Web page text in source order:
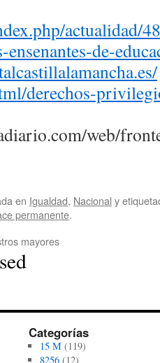
actualidad/
de-
derechos-
web/
en Igualdad, Nacional y
permanente.
mayores
Categorías
15 M(119)
8256(12)